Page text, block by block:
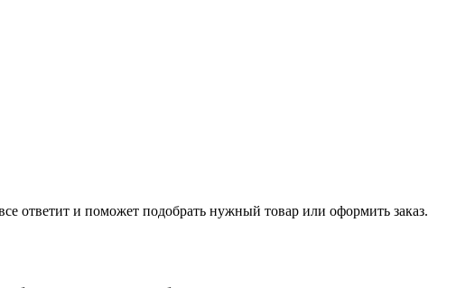
ответит и поможет подобрать нужный товар или оформить заказ.